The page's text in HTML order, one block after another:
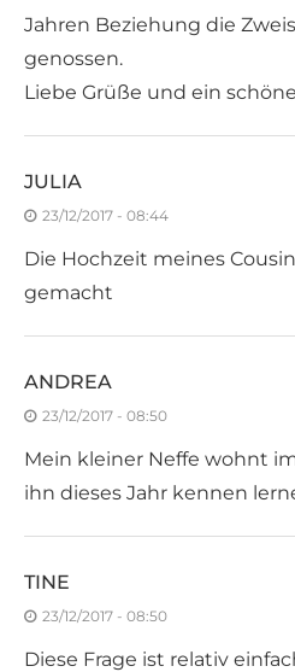
Jahren Beziehung die
genossen.
Liebe Grüße und ein
JULIA
23/12/2017 - 08:44
Die Hochzeit meines
gemacht
ANDREA
23/12/2017 - 08:50
Mein kleiner Neffe wohnt
ihn dieses Jahr kennen
TINE
23/12/2017 - 08:50
Diese Frage ist relativ